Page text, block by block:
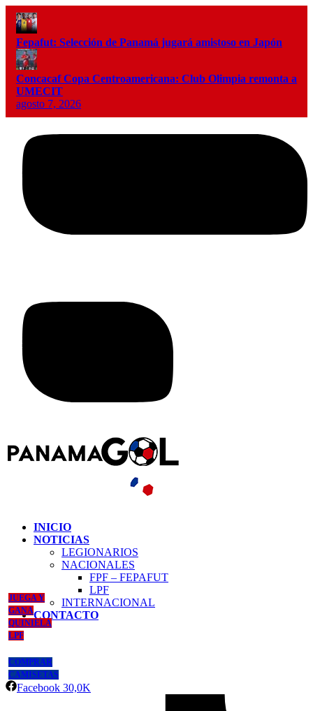
Fepafut: Selección de Panamá jugará amistoso en Japón
Concacaf Copa Centroamericana: Club Olimpia remonta a
UMECIT
agosto 7, 2026
INICIO
NOTICIAS
LEGIONARIOS
NACIONALES
FPF – FEPAFUT
LPF
INTERNACIONAL
CONTACTO
JUEGA Y
GANA
QUINIELA
LPF
COMPRAR
CAMISETAS
Facebook 30,0K